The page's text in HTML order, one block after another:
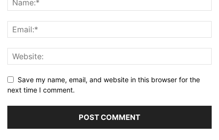
Save my name, email, and website in this browser for the
next time I comment.